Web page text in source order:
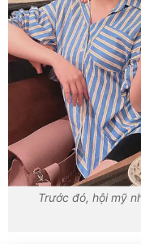
Trước đó, hội mỹ